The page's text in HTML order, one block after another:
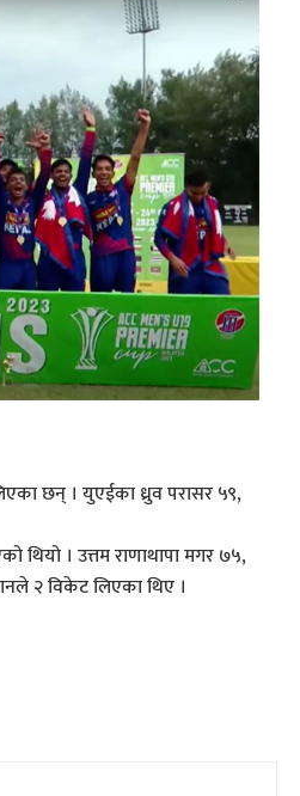
छन् । युएईका ध्रुव परासर ५९,
। उत्तम राणाथापा मगर ७५,
२ विकेट लिएका थिए ।